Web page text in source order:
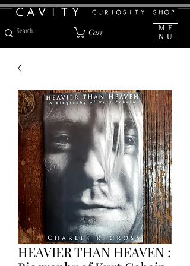
Cart
ME
NU
HEAVIER THAN HEAVEN :